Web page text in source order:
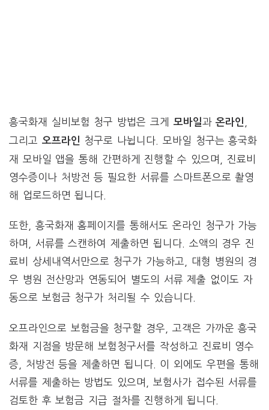
흥국화재 실비보험 청구 방법은 크게 모바일과온라인
그리고 오프라인 청구로 나뉩니다. 모바일 청구는 흥국화
재 모바일 앱을 통해 간편하게 진행할 수 있으며, 진료비
영수증이나 처방전 등 필요한 서류를 스마트폰으로 촬영
해 업로드하면 됩니다.
또한, 흥국화재 홈페이지를 통해서도 온라인 청구가 가능
하며, 서류를 스캔하여 제출하면 됩니다. 소액의 경우 진
료비 상세내역서만으로 청구가 가능하고, 대형 병원의 경
우 병원 전산망과 연동되어 별도의 서류 제출 없이도 자
동으로 보험금 청구가 처리될 수 있습니다.
오프라인으로 보험금을 청구할 경우, 고객은 가까운 흥국
화재 지점을 방문해 보험청구서를 작성하고 진료비 영수
증, 처방전 등을 제출하면 됩니다. 이 외에도 우편을 통해
서류를 제출하는 방법도 있으며, 보험사가 접수된 서류를
검토한 후 보험금 지급 절차를 진행하게 됩니다.